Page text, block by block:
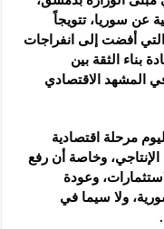
عن سوريا، تتويجاً
أفضت إلى انفراجات
بناء الثقة بين
المشهد الاقتصادي
مرحلة اقتصادية
الإنتاجي، وخاصة أن رفع
وعودة
ولا سيما في